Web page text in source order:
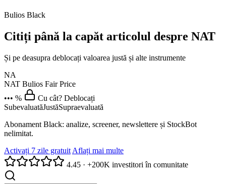
Bulios Black
Citiți până la capăt articolul despre NAT
Și pe deasupra deblocați valoarea justă și alte instrumente
NA
NAT Bulios Fair Price
••• %
Cu cât? Deblocați
SubevaluatăJustăSupraevaluată
Abonament Black: analize, screener, newslettere și StockBot
nelimitat.
Activați 7 zile gratuit Aflați mai multe
4.45 · +200K investitori în comunitate